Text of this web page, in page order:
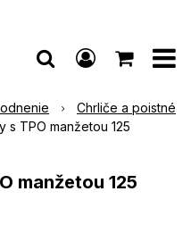
Chrliče a poistné
s TPO manžetou 125
manžetou 125